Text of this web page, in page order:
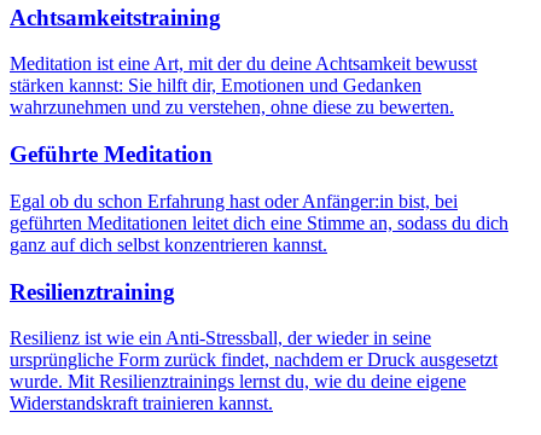
Achtsamkeitstraining
Meditation ist eine Art, mit der du deine Achtsamkeit bewusst
stärken kannst: Sie hilft dir, Emotionen und Gedanken
wahrzunehmen und zu verstehen, ohne diese zu bewerten.
Geführte Meditation
Egal ob du schon Erfahrung hast oder Anfänger:in bist, bei
geführten Meditationen leitet dich eine Stimme an, sodass du dich
ganz auf dich selbst konzentrieren kannst.
Resilienztraining
Resilienz ist wie ein Anti-Stressball, der wieder in seine
ursprüngliche Form zurück findet, nachdem er Druck ausgesetzt
wurde. Mit Resilienztrainings lernst du, wie du deine eigene
Widerstandskraft trainieren kannst.